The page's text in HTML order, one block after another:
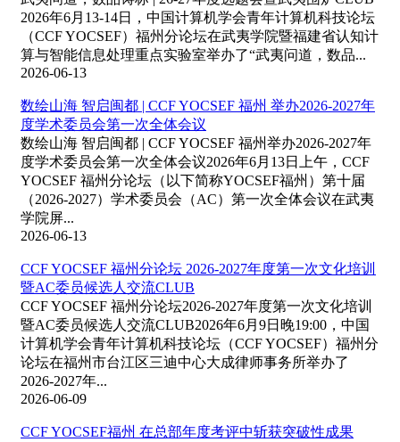
2026年6月13-14日，中国计算机学会青年计算机科技论坛
（CCF YOCSEF）福州分论坛在武夷学院暨福建省认知计
算与智能信息处理重点实验室举办了“武夷问道，数品...
2026-06-13
数绘山海 智启闽都 | CCF YOCSEF 福州 举办2026-2027年
度学术委员会第一次全体会议
数绘山海 智启闽都 | CCF YOCSEF 福州举办2026-2027年
度学术委员会第一次全体会议2026年6月13日上午，CCF
YOCSEF 福州分论坛（以下简称YOCSEF福州）第十届
（2026-2027）学术委员会（AC）第一次全体会议在武夷
学院屏...
2026-06-13
CCF YOCSEF 福州分论坛 2026-2027年度第一次文化培训
暨AC委员候选人交流CLUB
CCF YOCSEF 福州分论坛2026-2027年度第一次文化培训
暨AC委员候选人交流CLUB2026年6月9日晚19:00，中国
计算机学会青年计算机科技论坛（CCF YOCSEF）福州分
论坛在福州市台江区三迪中心大成律师事务所举办了
2026-2027年...
2026-06-09
CCF YOCSEF福州 在总部年度考评中斩获突破性成果